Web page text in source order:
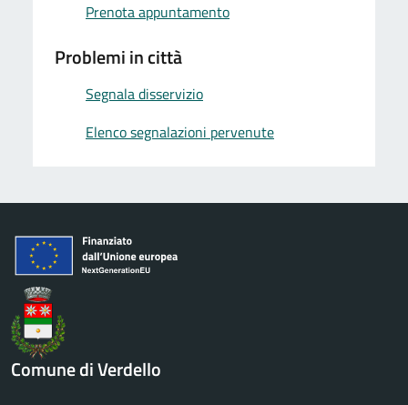
Prenota appuntamento
Problemi in città
Segnala disservizio
Elenco segnalazioni pervenute
Comune di Verdello